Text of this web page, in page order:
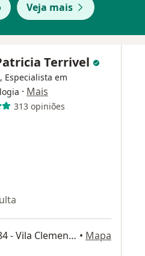
Veja mais
Terrivel
Especialista em
· Mais
313 opiniões
R. Borges Lagoa 971, Cj 84 - Vila Clementino, São Paulo • Mapa